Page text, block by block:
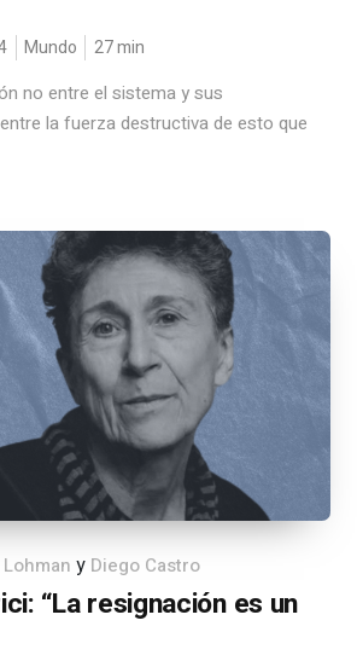
Mundo 27min
no entre el sistema y sus
la fuerza destructiva de esto que
y Diego Castro
“La resignación es un